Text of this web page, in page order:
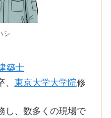
シ
築士
東京大学大学院修
し、数多くの現場で